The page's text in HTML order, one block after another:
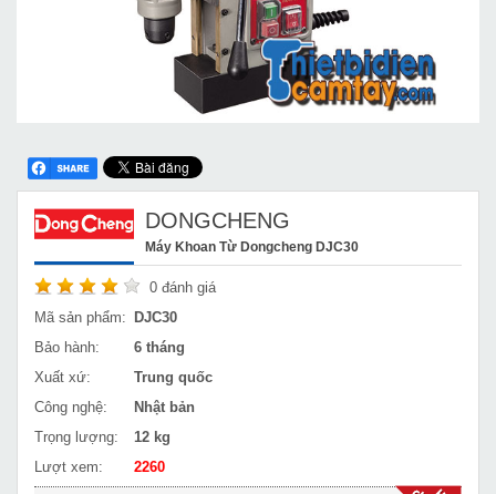
DONGCHENG
Máy Khoan Từ Dongcheng DJC30
0 đánh giá
Mã sản phẩm:
DJC30
Bảo hành:
6 tháng
Xuất xứ:
Trung quốc
Công nghệ:
Nhật bản
Trọng lượng:
12 kg
Lượt xem:
2260